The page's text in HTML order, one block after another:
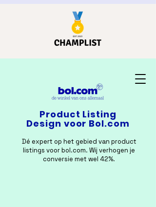
Product Listing
Design voor Bol.com
Dé expert op het gebied van product
listings voor bol.com. Wij verhogen je
conversie met wel 42%.